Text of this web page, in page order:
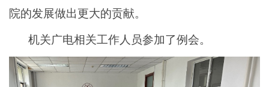
院的发展做出更大的贡献。
机关广电相关工作人员参加了例会。